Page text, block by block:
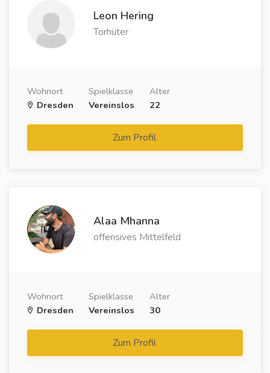
Leon Hering
Torhüter
Wohnort
Dresden
Spielklasse
Vereinslos
Alter
22
Zum Profil
Alaa Mhanna
offensives Mittelfeld
Wohnort
Dresden
Spielklasse
Vereinslos
Alter
30
Zum Profil